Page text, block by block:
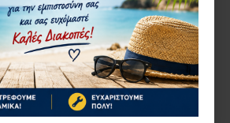
ΣΥΝΈΧΕΙΑ